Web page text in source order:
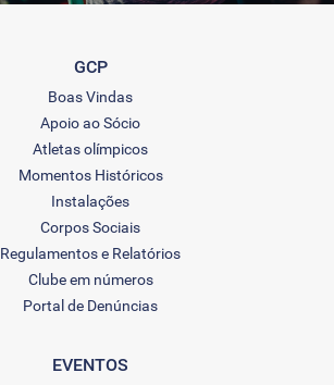
GCP
Boas Vindas
Apoio ao Sócio
Atletas olímpicos
Momentos Históricos
Instalações
Corpos Sociais
Regulamentos e Relatórios
Clube em números
Portal de Denúncias
EVENTOS